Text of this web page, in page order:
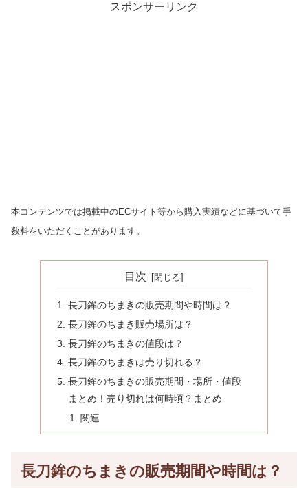
スポンサーリンク
本コンテンツでは掲載中のECサイト等から購入実績などに基づいて手
数料をいただくことがあります。
目次
長刀鉾のちまきの販売期間や時間は？
長刀鉾のちまき販売場所は？
長刀鉾のちまきの値段は？
長刀鉾のちまきは売り切れる？
長刀鉾のちまきの販売期間・場所・値段
まとめ！売り切れは何時頃？まとめ
関連
長刀鉾のちまきの販売期間や時間は？